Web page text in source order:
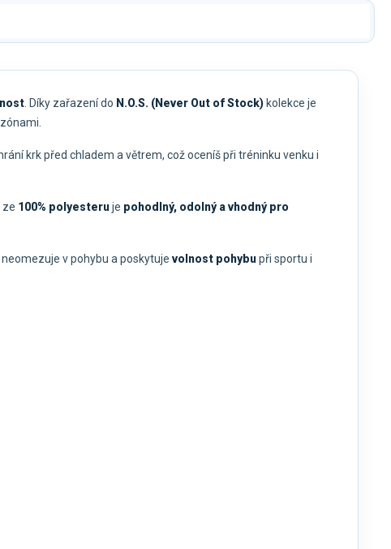
. Díky zařazení do N.O.S. (Never Out of Stock) kolekce je
krk před chladem a větrem, což oceníš při tréninku venku i
ze 100% polyesteruje pohodlný, odolný a vhodný pro
v pohybu a poskytuje volnost pohybupři sportu i